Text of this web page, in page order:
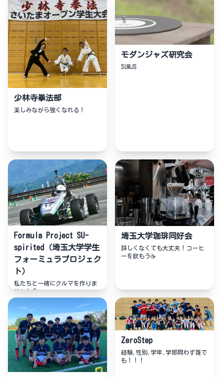
少林寺拳法部
楽しみながら強くなれる！
モダンジャズ研究会
SUMJS
Formula Project SU-
spirited（埼玉大学学生
フォーミュラプロジェク
ト）
私たちと一緒にクルマを作りま
せんか？
埼玉大学珈琲同好会
詳しくなくても大丈夫！コーヒ
ーを飲もう☕️
ZeroStep
経験,性別,学年,学部問わず誰で
も！！！